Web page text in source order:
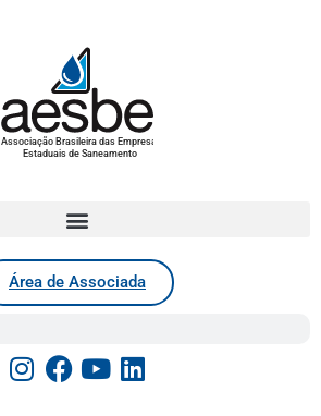
Associação Brasileira das Empresas
Estaduais de Saneamento
Área de Associada